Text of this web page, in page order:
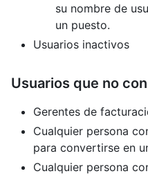
su nombre de
un puesto.
Usuarios inactivos
Usuarios que no
Gerentes de
Cualquier persona
para convertirse en
Cualquier persona